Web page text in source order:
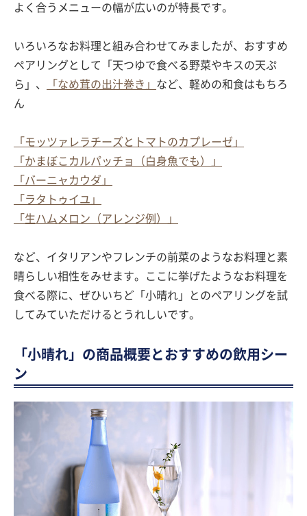
よく合うメニューの幅が広いのが特長です。
いろいろなお料理と組み合わせてみましたが、おすすめ
ペアリングとして「天つゆで食べる野菜やキスの天ぷ
ら」、
「なめ茸の出汁巻き」 など、軽めの和食はもちろ
ん
「モッツァレラチーズとトマトのカプレーゼ」
「かまぼこカルパッチョ（白身魚でも）」
「バーニャカウダ」
「ラタトゥイユ」
「生ハムメロン（アレンジ例）」
など、イタリアンやフレンチの前菜のようなお料理と素
晴らしい相性をみせます。ここに挙げたようなお料理を
食べる際に、ぜひいちど「小晴れ」とのペアリングを試
してみていただけるとうれしいです。
「小晴れ」の商品概要とおすすめの飲用シー
ン